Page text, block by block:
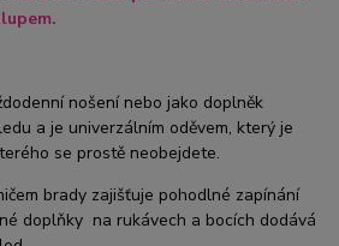
nošení nebo jako doplněk
a je univerzálním oděvem, který je
se prostě neobejdete.
brady zajišťuje pohodlné zapínání
doplňky na rukávech a bocích dodává